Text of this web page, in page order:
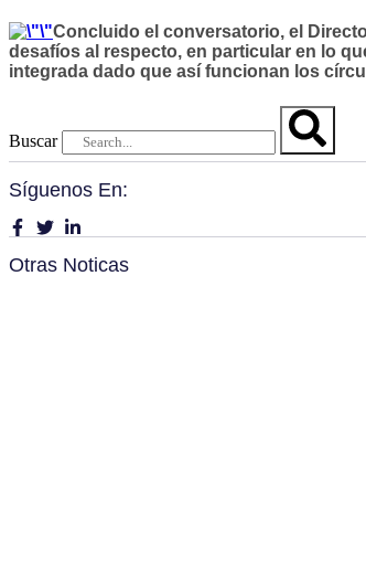
Concluido el conversatorio, el
desafíos al respecto, en particular en lo
integrada dado que así funcionan los
Buscar
Síguenos En:
Otras Noticas